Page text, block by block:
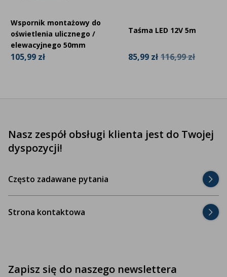
Wspornik montażowy do
oświetlenia ulicznego /
elewacyjnego 50mm
105,99 zł
Taśma LED 12V 5m
85,99 zł 116,99 zł
Nasz zespół obsługi klienta jest do Twojej
dyspozycji!
Często zadawane pytania
Strona kontaktowa
Zapisz się do naszego newslettera